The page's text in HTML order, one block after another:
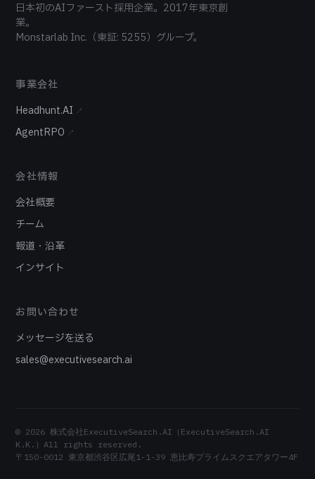
日本初のAIファースト採用企業。2017年東京創
業。
Monstarlab Inc.（東証: 5255）グループ。
事業会社
Headhunt.AI
↗
AgentRPO ↗
会社情報
会社概要
チーム
報道・沿革
インサイト
お問い合わせ
メッセージを送る
sales@executivesearch.ai
© 2026 株式会社ExecutiveSearch.AI（ExecutiveSearch.AI
K.K.）All rights reserved.
〒150-0012 東京都渋谷区広尾1-1-39 恵比寿プライムスクエアタワー4F